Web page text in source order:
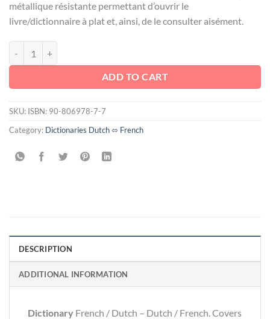
métallique résistante permettant d’ouvrir le
livre/dictionnaire à plat et, ainsi, de le consulter aisément.
ADD TO CART
SKU: ISBN: 90-806978-7-7
Category: Dictionaries Dutch ⬄ French
DESCRIPTION
ADDITIONAL INFORMATION
Dictionary French / Dutch – Dutch / French. Covers